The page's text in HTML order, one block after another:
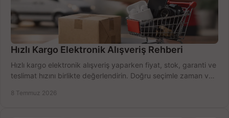
Hızlı Kargo Elektronik Alışveriş Rehberi
Hızlı kargo elektronik alışveriş yaparken fiyat, stok, garanti ve
teslimat hızını birlikte değerlendirin. Doğru seçimle zaman ve
8 Temmuz 2026